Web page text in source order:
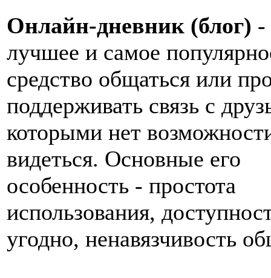
Онлайн-дневник (блог) -
лучшее и самое
средство общаться или
поддерживать связь с
которыми нет
видеться. Основные его
особенность - простота
использования,
угодно, ненавязчивость